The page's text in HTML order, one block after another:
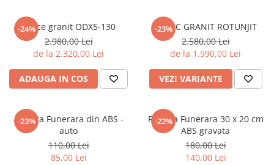
-24%
Cruce granit ODX5-130
2.980,00 Lei
de la 2.320,00 Lei
ADAUGA IN COS
-23%
CAPAC GRANIT ROTUNJIT
2.580,00 Lei
de la 1.990,00 Lei
VEZI VARIANTE
-23%
Placuta Funerara din ABS -
auto
110,00 Lei
85,00 Lei
-22%
Placuta Funerara 30 x 20 cm
ABS gravata
180,00 Lei
140,00 Lei